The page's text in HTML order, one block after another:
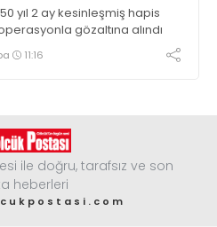
yıl 2 ay kesinleşmiş hapis
gözaltına alındı
11:16
ile doğru, tarafsız ve son
heberleri